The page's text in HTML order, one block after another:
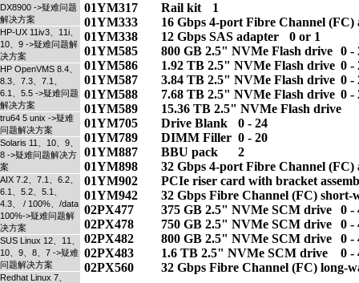
DX8900 ->疑难问题
解决方案
HP-UX 11iv3、11i、
10、9 ->疑难问题解
决方案
HP OpenVMS 8.4、
8.3、7.3、7.1、
6.1、5.5 ->疑难问题
解决方案
tru64 5 unix ->疑难
问题解决方案
Solaris 11、10、9、
8 ->疑难问题解决方
案
AIX 7.2、7.1、6.2、
6.1、5.2、5.1、
4.3、 / 100%、/data
100%->疑难问题解
决方案
SUS Linux 12、11、
10、9、8、7 ->疑难
问题解决方案
Redhat Linux 7、
01YM317 	Rail kit 	1
01YM333 	16 Gbps 4-port Fibre Channel (FC) adapter 	0 - 3
01YM338 	12 Gbps SAS adapter 	0 or 1
01YM585 	800 GB 2.5" NVMe Flash drive 	0 - 24
01YM586 	1.92 TB 2.5" NVMe Flash drive 	0 - 24
01YM587 	3.84 TB 2.5" NVMe Flash drive 	0 - 24
01YM588 	7.68 TB 2.5" NVMe Flash drive 	0 - 24
01YM589 	15.36 TB 2.5" NVMe Flash drive 	0 - 24
01YM705 	Drive Blank 	0 - 24
01YM789 	DIMM Filler 	0 - 20
01YM887 	BBU pack 	2
01YM898 	32 Gbps 4-port Fibre Channel (FC) adapter 	0 - 3
01YM902 	PCIe riser card with bracket assembly 	6
01YM942 	32 Gbps Fibre Channel (FC) short-wave (SW) SFP 	0 - 12
02PX477 	375 GB 2.5" NVMe SCM drive 	0 - 4
02PX478 	750 GB 2.5" NVMe SCM drive 	0 - 4
02PX482 	800 GB 2.5" NVMe SCM drive 	0 - 4
02PX483 	1.6 TB 2.5" NVMe SCM drive 	0 - 4
02PX560 	32 Gbps Fibre Channel (FC) long-wave (LW) SFP 	0 - 6